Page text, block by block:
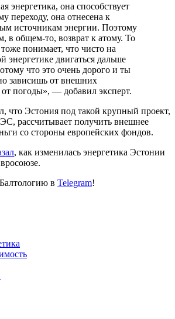
энергетика, она способствует
переходу, она отнесена к
источникам энергии. Поэтому
в общем-то, возврат к атому. То
понимает, что чисто на
энергетике двигаться дальше
что это очень дорого и ты
зависишь от внешних
от погоды», — добавил эксперт.
что Эстония под такой крупный проект,
рассчитывает получить внешнее
со стороны европейских фондов.
, как изменилась энергетика Эстонии
в Telegram!